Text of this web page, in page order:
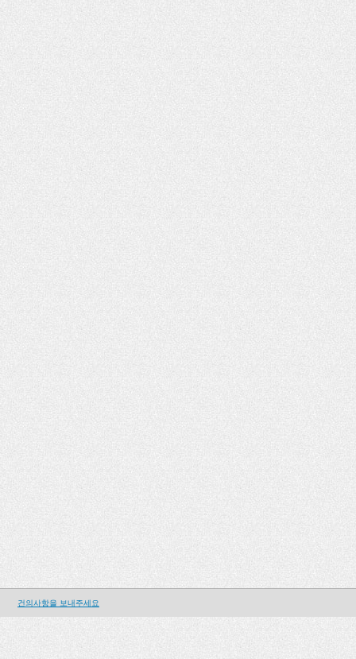
건의사항을 보내주세요